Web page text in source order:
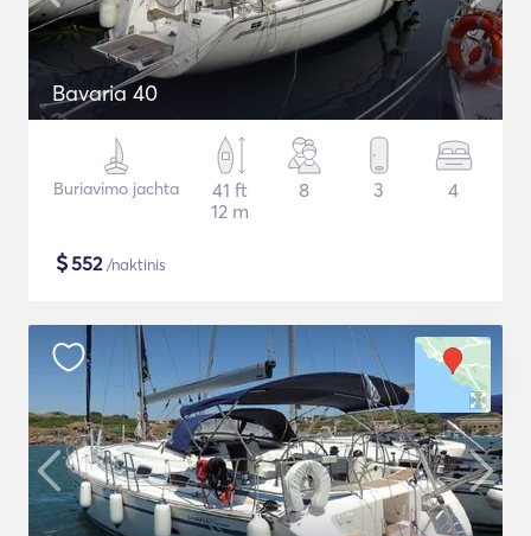
Bavaria 40
Buriavimo jachta
41 ft
12 m
8 3 4
$552/naktinis